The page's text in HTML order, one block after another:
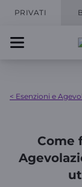
PRIVATI
< Esenzioni e
Come